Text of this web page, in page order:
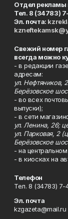
Отдел рекламы
Тел. 8 (34783)
Эл. почта:
Свежий номер
всегда можно
- в редакции
адресам:
ул. Нефтяников,
Берёзовское
- во всех
выпуски);
- в сети
ул. Ленина, 26;
ул. Парковая, 2
Берёзовское
- на
- в киосках на
Телефон
Тел. 8 (34783) 7-
Эл. почта
kzgazeta@mail.ru